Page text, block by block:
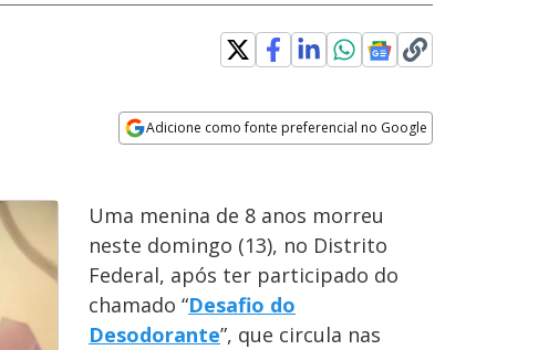
Adicione como fonte preferencial no Google
Uma menina de 8 anos morreu
neste domingo (13), no Distrito
Federal, após ter participado do
chamado “Desafio do
Desodorante”, que circula nas